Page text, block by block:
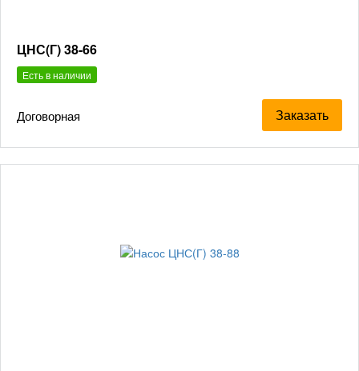
ЦНС(Г) 38-66
Есть в наличии
Договорная Заказать